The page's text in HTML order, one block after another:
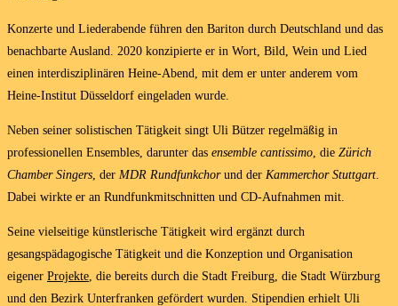
Konzerte und Liederabende führen den Bariton durch Deutschland und das
benachbarte Ausland. 2020 konzipierte er in Wort, Bild, Wein und Lied
einen interdisziplinären Heine-Abend, mit dem er unter anderem vom
Heine-Institut Düsseldorf eingeladen wurde.
Neben seiner solistischen Tätigkeit singt Uli Bützer regelmäßig in
professionellen Ensembles, darunter das ensemble cantissimo , die Zürich
Chamber Singers , der MDR Rundfunkchorund der Kammerchor Stuttgart
Dabei wirkte er an Rundfunkmitschnitten und CD-Aufnahmen mit.
Seine vielseitige künstlerische Tätigkeit wird ergänzt durch
gesangspädagogische Tätigkeit und die Konzeption und Organisation
eigener Projekte , die bereits durch die Stadt Freiburg, die Stadt Würzburg
und den Bezirk Unterfranken gefördert wurden. Stipendien erhielt Uli